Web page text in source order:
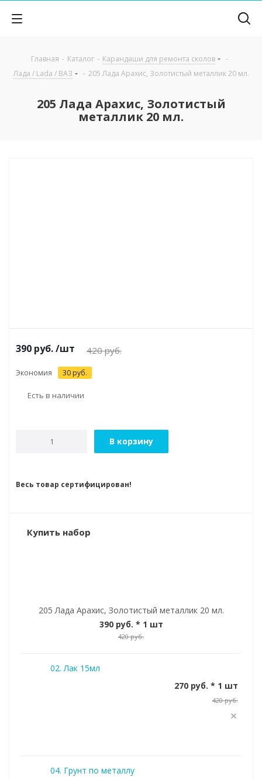
Главная - Каталог - Карандаши для ремонта сколов
-
Лада / Lada / ВАЗ
- 205 Лада Арахис, Золотистый металлик 20 мл.
205 Лада Арахис, Золотистый
металлик 20 мл.
390 руб./шт 420руб.
Экономия 30 руб.
Есть в наличии
В корзину
Весь товар сертифицирован!
Купить набор
205 Лада Арахис, Золотистый металлик 20 мл.
390 руб. * 1 шт
420 руб.
02. Лак 15мл
270 руб. * 1 шт
420 руб.
04. Грунт по металлу